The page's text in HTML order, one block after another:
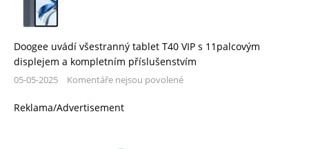
Doogee uvádí všestranný tablet T40 VIP s 11palcovým
displejem a kompletním příslušenstvím
05-05-2025 Komentáře nejsou povolené
Reklama/Advertisement